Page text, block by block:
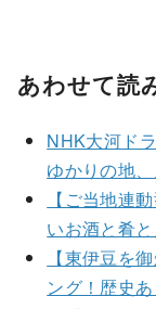
あわせて読
NHK大河ド
ゆかりの地
【ご当地連
いお酒と肴
【東伊豆を
ング！歴史